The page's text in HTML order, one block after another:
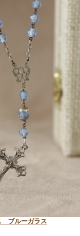
ブルーガラス